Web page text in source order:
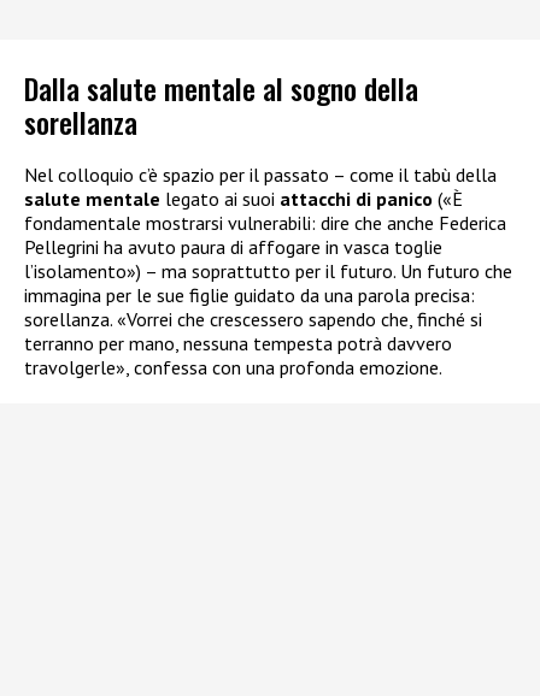
Dalla salute mentale al sogno della
sorellanza
Nel colloquio c’è spazio per il passato – come il tabù della
salute mentale legato ai suoi attacchi di panico («È
fondamentale mostrarsi vulnerabili: dire che anche Federica
Pellegrini ha avuto paura di affogare in vasca toglie
l’isolamento») – ma soprattutto per il futuro. Un futuro che
immagina per le sue figlie guidato da una parola precisa:
sorellanza. «Vorrei che crescessero sapendo che, finché si
terranno per mano, nessuna tempesta potrà davvero
travolgerle», confessa con una profonda emozione.